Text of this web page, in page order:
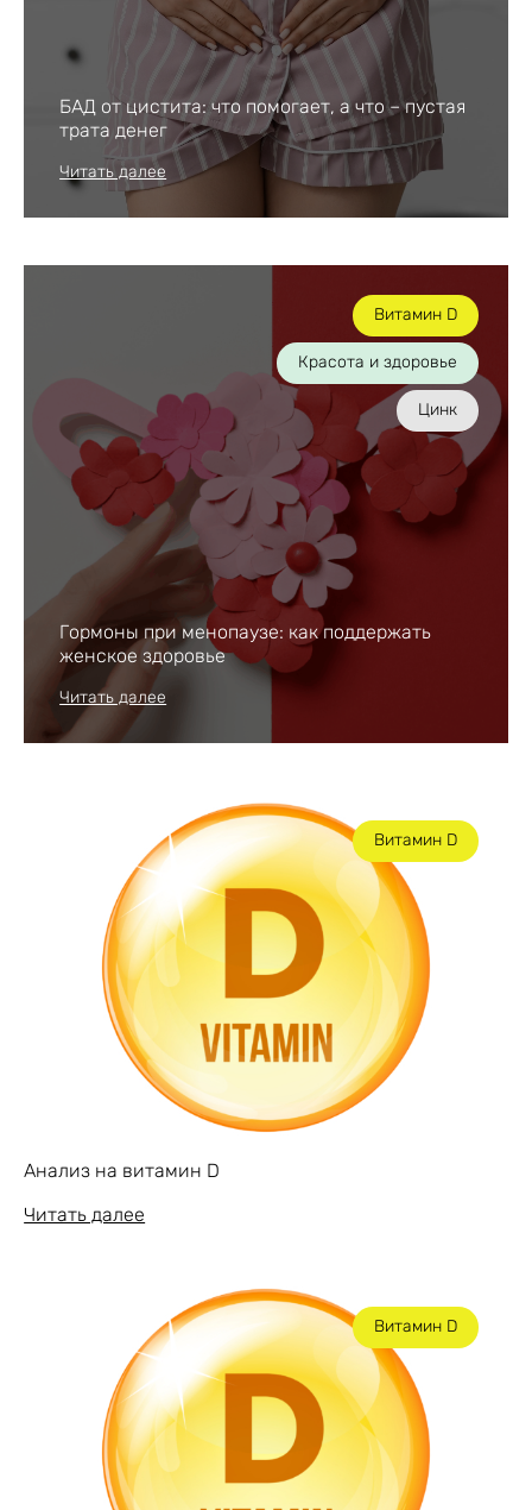
БАД от цистита: что помогает, а что – пустая
трата денег
Читать далее
Гормоны при менопаузе: как поддержать
женское здоровье
Читать далее
Витамин D
Красота и здоровье
Цинк
Анализ на витамин D
Читать далее
Витамин D
Витамин D